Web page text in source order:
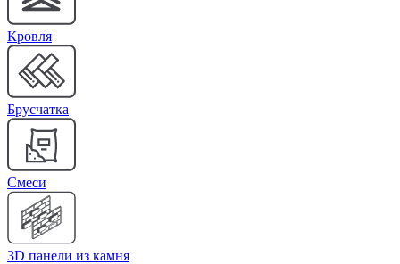
Кровля
Брусчатка
Cмеси
3D панели из камня